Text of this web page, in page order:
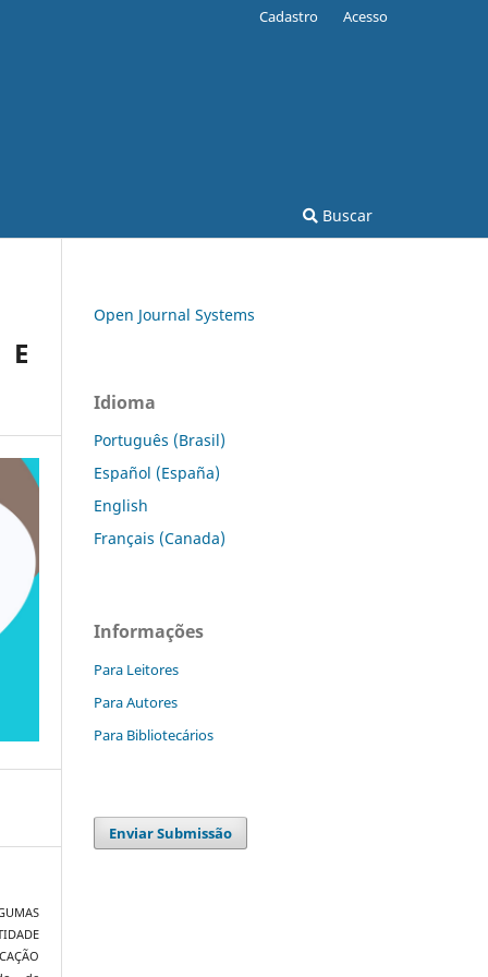
Buscar
Cadastro Acesso
E
Open Journal Systems
Idioma
Português (Brasil)
Español (España)
English
Français (Canada)
Informações
Para Leitores
Para Autores
Para Bibliotecários
Enviar Submissão